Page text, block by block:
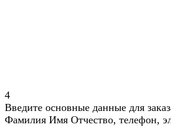
4
Введите основные данные для
Фамилия Имя Отчество, телефон,